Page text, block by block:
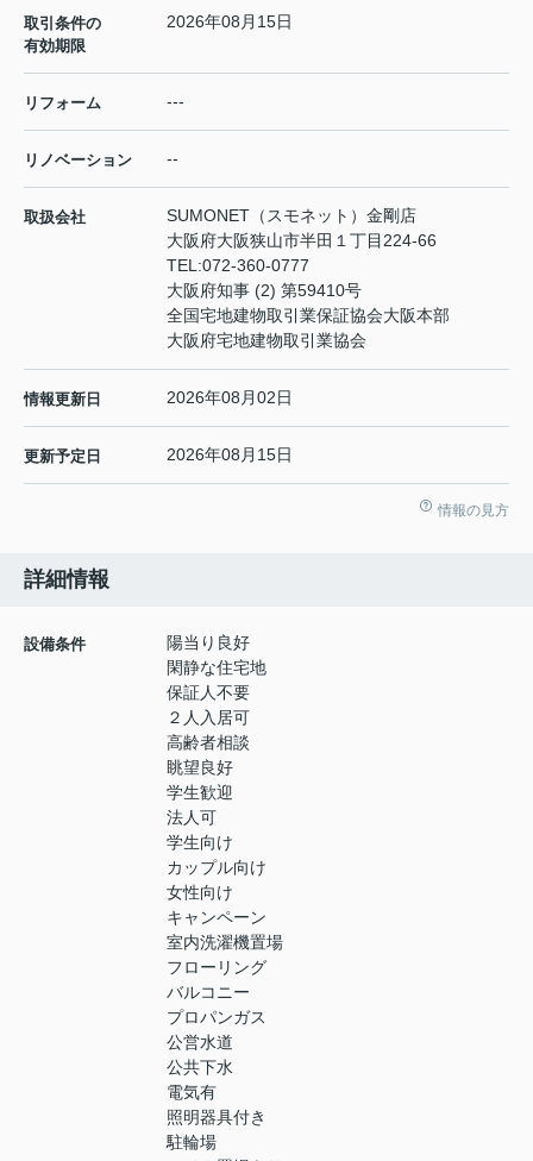
取引条件の
有効期限
2026年08月15日
リフォーム ---
リノベーション --
取扱会社
SUMONET（スモネット）金剛店
大阪府大阪狭山市半田１丁目224-66
TEL:072-360-0777
大阪府知事 (2) 第59410号
全国宅地建物取引業保証協会大阪本部
大阪府宅地建物取引業協会
情報更新日 2026年08月02日
更新予定日 2026年08月15日
情報の見方
詳細情報
設備条件
陽当り良好
閑静な住宅地
保証人不要
２人入居可
高齢者相談
眺望良好
学生歓迎
法人可
学生向け
カップル向け
女性向け
キャンペーン
室内洗濯機置場
フローリング
バルコニー
プロパンガス
公営水道
公共下水
電気有
照明器具付き
駐輪場